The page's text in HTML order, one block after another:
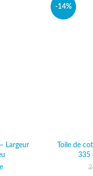
Largeur
était :
actuel est :
-14%
Toile de
335